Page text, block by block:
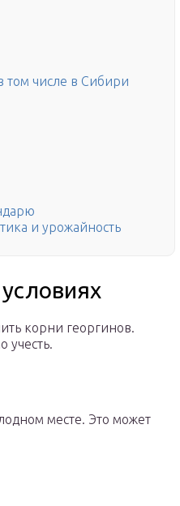
том числе в Сибири
и урожайность
корни георгинов.
учесть.
месте. Это может